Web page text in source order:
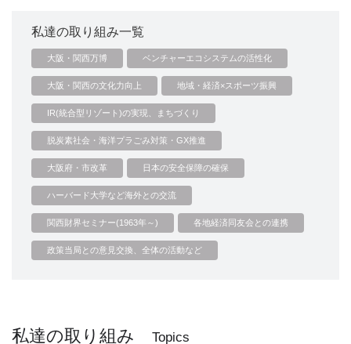
私達の取り組み一覧
大阪・関西万博 ベンチャーエコシステムの活性化
大阪・関西の文化力向上 地域・経済×スポーツ振興
IR(統合型リゾート)の実現、まちづくり
脱炭素社会・海洋プラごみ対策・GX推進
大阪府・市改革 日本の安全保障の確保
ハーバード大学など海外との交流
関西財界セミナー(1963年～) 各地経済同友会との連携
政策当局との意見交換、全体の活動など
私達の取り組み Topics